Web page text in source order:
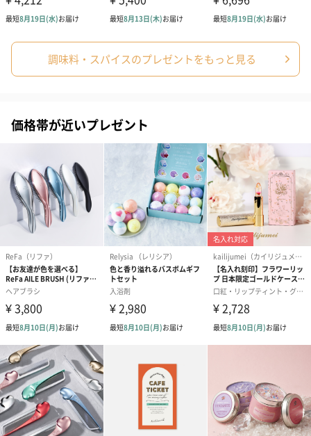
調味料・スパイスのプレゼントをもっと見る
価格帯が近いプレゼント